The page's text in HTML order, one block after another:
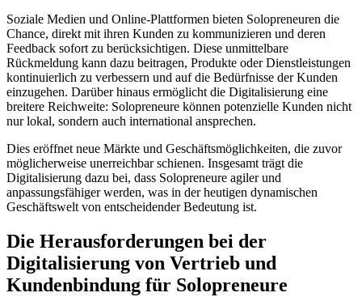
Soziale Medien und Online-Plattformen bieten Solopreneuren die
Chance, direkt mit ihren Kunden zu kommunizieren und deren
Feedback sofort zu berücksichtigen. Diese unmittelbare
Rückmeldung kann dazu beitragen, Produkte oder Dienstleistungen
kontinuierlich zu verbessern und auf die Bedürfnisse der Kunden
einzugehen. Darüber hinaus ermöglicht die Digitalisierung eine
breitere Reichweite: Solopreneure können potenzielle Kunden nicht
nur lokal, sondern auch international ansprechen.
Dies eröffnet neue Märkte und Geschäftsmöglichkeiten, die zuvor
möglicherweise unerreichbar schienen. Insgesamt trägt die
Digitalisierung dazu bei, dass Solopreneure agiler und
anpassungsfähiger werden, was in der heutigen dynamischen
Geschäftswelt von entscheidender Bedeutung ist.
Die Herausforderungen bei der
Digitalisierung von Vertrieb und
Kundenbindung für Solopreneure